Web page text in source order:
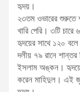
হৃদয়।
২৩তম ওভারের শুরুতে
খারি পেরি। ৩টি
হৃদয়ের সাথে ১২০
দলীয় ৭৯ রানে শান্তর
ইসলাম অঙ্কন। হৃদয়ের
করেন মাহিদুল। এই